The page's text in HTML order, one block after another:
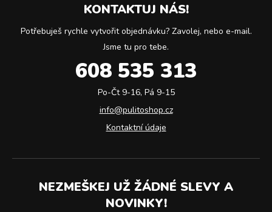
KONTAKTUJ NÁS!
Potřebuješ rychle vytvořit objednávku? Zavolej, nebo e-mail.
Jsme tu pro tebe.
608 535 313
Po-Čt 9-16, Pá 9-15
info@pulitoshop.cz
Kontaktní údaje
NEZMEŠKEJ UŽ ŽÁDNÉ SLEVY A
NOVINKY!